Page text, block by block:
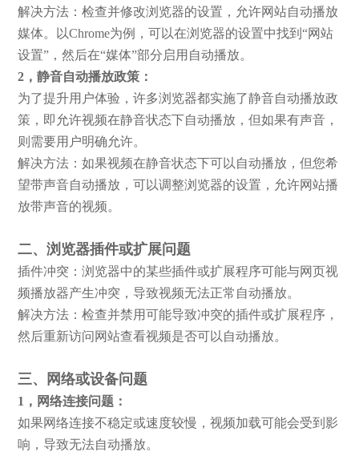
解决方法：检查并修改浏览器的设置，允许网站自动播放
媒体。以Chrome为例，可以在浏览器的设置中找到“网站
设置”，然后在“媒体”部分启用自动播放。
2，静音自动播放政策：
为了提升用户体验，许多浏览器都实施了静音自动播放政
策，即允许视频在静音状态下自动播放，但如果有声音，
则需要用户明确允许。
解决方法：如果视频在静音状态下可以自动播放，但您希
望带声音自动播放，可以调整浏览器的设置，允许网站播
放带声音的视频。
二、浏览器插件或扩展问题
插件冲突： 浏览器中的某些插件或扩展程序可能与网页视
频播放器产生冲突，导致视频无法正常自动播放。
解决方法：检查并禁用可能导致冲突的插件或扩展程序，
然后重新访问网站查看视频是否可以自动播放。
三、网络或设备问题
1，网络连接问题：
如果网络连接不稳定或速度较慢，视频加载可能会受到影
响，导致无法自动播放。